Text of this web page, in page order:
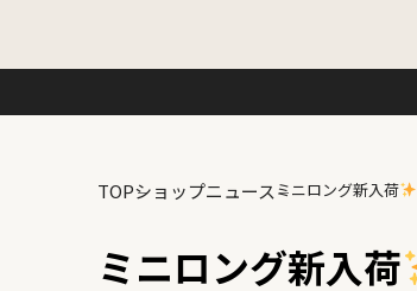
TOPショップニュース ミニロング新入荷
ミニロング新入荷